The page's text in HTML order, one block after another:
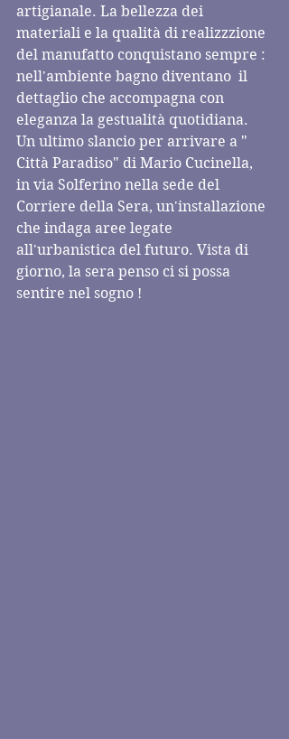
artigianale. La bellezza dei
materiali e la qualità di realizzzione
del manufatto conquistano sempre :
nell'ambiente bagno diventano  il
dettaglio che accompagna con
eleganza la gestualità quotidiana.
Un ultimo slancio per arrivare a "
Città Paradiso" di Mario Cucinella,
in via Solferino nella sede del
Corriere della Sera, un'installazione
che indaga aree legate
all'urbanistica del futuro. Vista di
giorno, la sera penso ci si possa
sentire nel sogno !